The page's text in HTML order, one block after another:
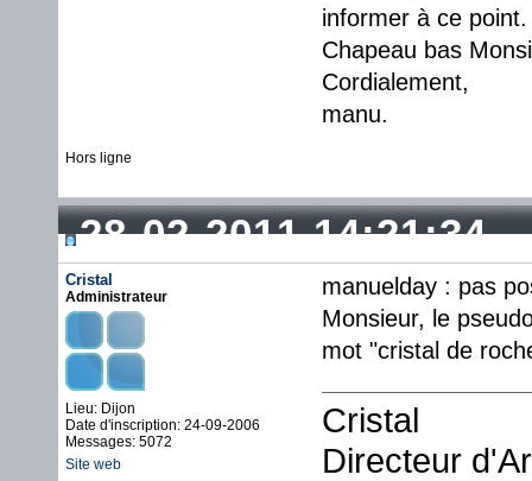
informer à ce point.
Chapeau bas
Cordialement,
manu.
Hors ligne
28-02-2011 14:21:34
Cristal
Administrateur
Lieu: Dijon
Date d'inscription: 24-09-2006
Messages: 5072
Site web
manuelday : pas
Monsieur, le
mot "cristal de
Cristal
Directeur